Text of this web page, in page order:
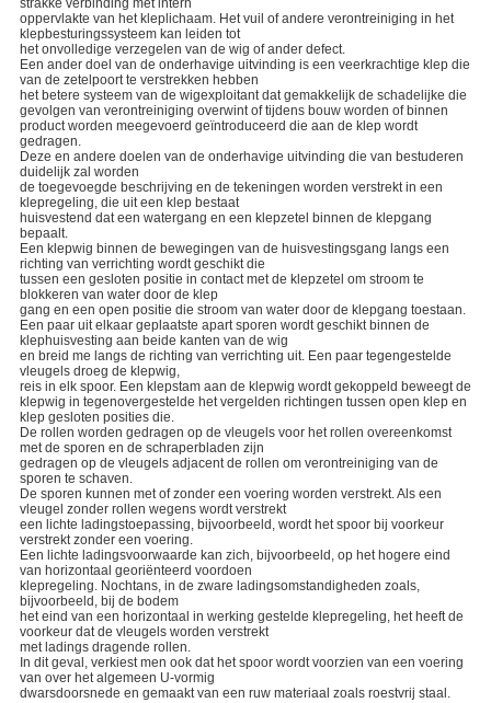
strakke verbinding met intern
oppervlakte van het kleplichaam. Het vuil of andere verontreiniging in het
klepbesturingssysteem kan leiden tot
het onvolledige verzegelen van de wig of ander defect.
Een ander doel van de onderhavige uitvinding is een veerkrachtige klep die
van de zetelpoort te verstrekken hebben
het betere systeem van de wigexploitant dat gemakkelijk de schadelijke die
gevolgen van verontreiniging overwint of tijdens bouw worden of binnen
product worden meegevoerd geïntroduceerd die aan de klep wordt
gedragen.
Deze en andere doelen van de onderhavige uitvinding die van bestuderen
duidelijk zal worden
de toegevoegde beschrijving en de tekeningen worden verstrekt in een
klepregeling, die uit een klep bestaat
huisvestend dat een watergang en een klepzetel binnen de klepgang
bepaalt.
Een klepwig binnen de bewegingen van de huisvestingsgang langs een
richting van verrichting wordt geschikt die
tussen een gesloten positie in contact met de klepzetel om stroom te
blokkeren van water door de klep
gang en een open positie die stroom van water door de klepgang toestaan.
Een paar uit elkaar geplaatste apart sporen wordt geschikt binnen de
klephuisvesting aan beide kanten van de wig
en breid me langs de richting van verrichting uit. Een paar tegengestelde
vleugels droeg de klepwig,
reis in elk spoor. Een klepstam aan de klepwig wordt gekoppeld beweegt de
klepwig in tegenovergestelde het vergelden richtingen tussen open klep en
klep gesloten posities die.
De rollen worden gedragen op de vleugels voor het rollen overeenkomst
met de sporen en de schraperbladen zijn
gedragen op de vleugels adjacent de rollen om verontreiniging van de
sporen te schaven.
De sporen kunnen met of zonder een voering worden verstrekt. Als een
vleugel zonder rollen wegens wordt verstrekt
een lichte ladingstoepassing, bijvoorbeeld, wordt het spoor bij voorkeur
verstrekt zonder een voering.
Een lichte ladingsvoorwaarde kan zich, bijvoorbeeld, op het hogere eind
van horizontaal georiënteerd voordoen
klepregeling. Nochtans, in de zware ladingsomstandigheden zoals,
bijvoorbeeld, bij de bodem
het eind van een horizontaal in werking gestelde klepregeling, het heeft de
voorkeur dat de vleugels worden verstrekt
met ladings dragende rollen.
In dit geval, verkiest men ook dat het spoor wordt voorzien van een voering
van over het algemeen U-vormig
dwarsdoorsnede en gemaakt van een ruw materiaal zoals roestvrij staal.